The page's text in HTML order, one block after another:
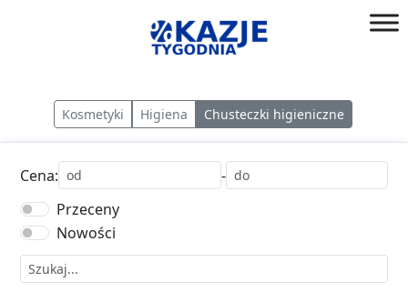
złap
Kosmetyki Higiena Chusteczki higieniczne
Cena:
-
Przeceny
Nowości